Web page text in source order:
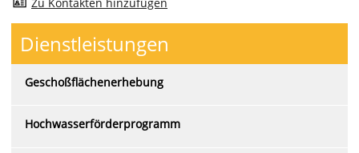
Zu Kontakten hinzufügen
Dienstleistungen
Geschoßflächenerhebung
Hochwasserförderprogramm